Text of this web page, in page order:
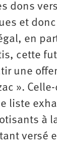
dons
et
en
cette
une
».
liste
à la
versé